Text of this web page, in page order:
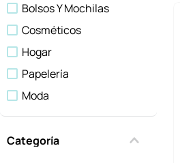
Bolsos Y Mochilas
Cosméticos
Hogar
Papelería
Moda
Temporada
Categoría
9